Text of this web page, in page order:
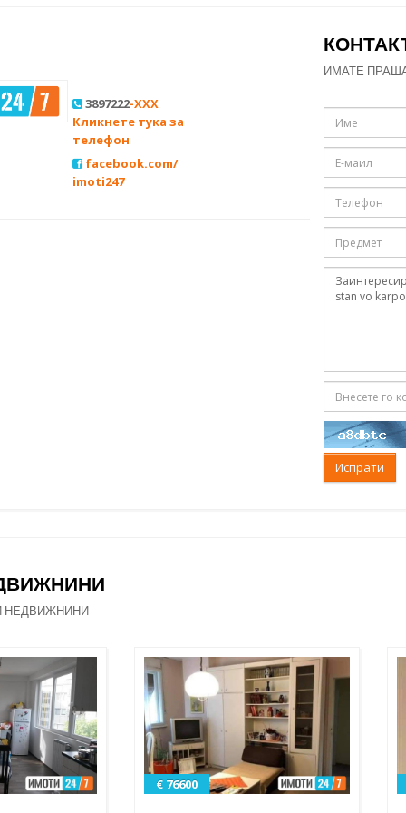
3897222-XXX
Кликнете тука за
телефон
facebook.com/
imoti247
ИМАТЕ
Испрати
НЕДВИЖНИНИ
€ 76600